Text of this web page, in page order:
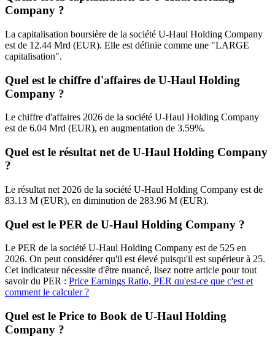
Company ?
La capitalisation boursière de la société U-Haul Holding Company
est de 12.44 Mrd (EUR). Elle est définie comme une "LARGE
capitalisation".
Quel est le chiffre d'affaires de U-Haul Holding
Company ?
Le chiffre d'affaires 2026 de la société U-Haul Holding Company
est de 6.04 Mrd (EUR), en augmentation de 3.59%.
Quel est le résultat net de U-Haul Holding Company
?
Le résultat net 2026 de la société U-Haul Holding Company est de
83.13 M (EUR), en diminution de 283.96 M (EUR).
Quel est le PER de U-Haul Holding Company ?
Le PER de la société U-Haul Holding Company est de 525 en
2026. On peut considérer qu'il est élevé puisqu'il est supérieur à 25.
Cet indicateur nécessite d'être nuancé, lisez notre article pour tout
savoir du PER : Price Earnings Ratio, PER qu'est-ce que c'est et
comment le calculer ?
Quel est le Price to Book de U-Haul Holding
Company ?